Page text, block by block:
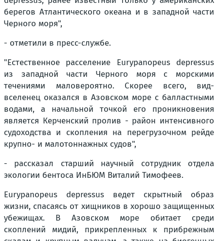
берегов Атлантического океана и в западной части
Черного моря",
- отметили в пресс-службе.
"Естественное расселение Eurypanopeus depressus
из западной части Черного моря с морскими
течениями маловероятно. Скорее всего, вид-
вселенец оказался в Азовском море с балластными
водами, а начальной точкой его проникновения
является Керченский пролив - район интенсивного
судоходства и скопления на перегрузочном рейде
крупно- и малотоннажных судов",
- рассказал старший научный сотрудник отдела
экологии бентоса ИнБЮМ Виталий Тимофеев.
Eurypanopeus depressus ведет скрытный образ
жизни, спасаясь от хищников в хорошо защищенных
убежищах. В Азовском море обитает среди
скоплений мидий, прикрепленных к прибрежным